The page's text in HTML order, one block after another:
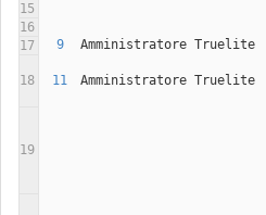
15
16
17
9 Amministratore Truelite
18 11 Amministratore Truelite
19